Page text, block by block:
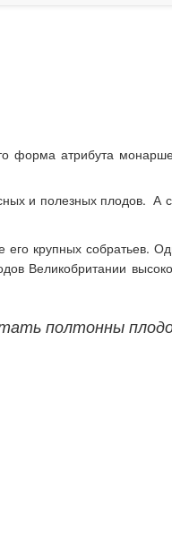
форма атрибута
и полезных плодов.
крупных собратьев.
Великобритании
полтонны